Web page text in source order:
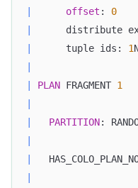
offset : 0
      tuple ids:
1
PLAN FRAGMENT 1
PARTITION